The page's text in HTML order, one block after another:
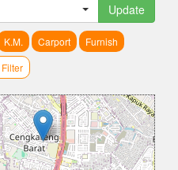
Update
K.M. Carport
Furnish